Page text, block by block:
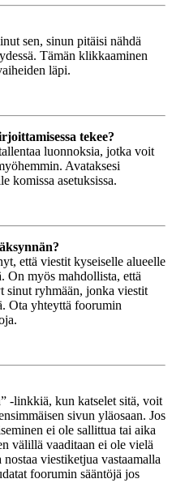
sen, sinun pitäisi nähdä
Tämän klikkaaminen
läpi.
tekee?
luonnoksia, jotka voit
Avataksesi
komissa asetuksissa.
että viestit kyseiselle alueelle
On myös mahdollista, että
sinut ryhmään, jonka viestit
Ota yhteyttä foorumin
-linkkiä, kun katselet sitä, voit
sivun yläosaan. Jos
ei ole sallittua tai aika
välillä vaaditaan ei ole vielä
viestiketjua vastaamalla
foorumin sääntöjä jos